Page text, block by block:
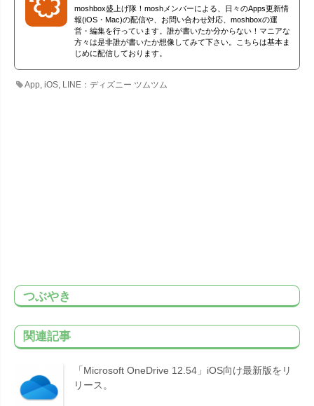
moshbox盛上げ隊！moshメンバーによる、日々のApps更新情
報(iOS・Mac)の配信や、お問い合わせ対応、moshboxの運
営・編集を行っています。誰が書いたか分からない！マニアな
方々は是非誰が書いたか想像してみて下さい。こちらは基本ま
じめに配信しております。
App ,iOS LINE：ディズニー ツムツム
つぶやき
関連記事
「Microsoft OneDrive 12.54」iOS向け最新版をリ
リース。